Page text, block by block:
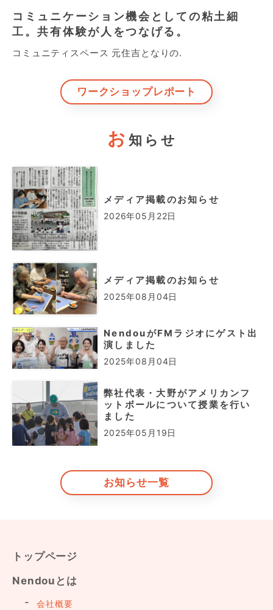
コミュニケーション機会としての粘土細
工。共有体験が人をつなげる。
コミュニティスペース 元住吉となりの.
ワークショップレポート
お 知らせ
メディア掲載のお知らせ
2026年05月22日
メディア掲載のお知らせ
2025年08月04日
NendouがFMラジオにゲスト出
演しました
2025年08月04日
弊社代表・大野がアメリカンフ
ットボールについて授業を行い
ました
2025年05月19日
お知らせ一覧
トップページ
Nendouとは
会社概要